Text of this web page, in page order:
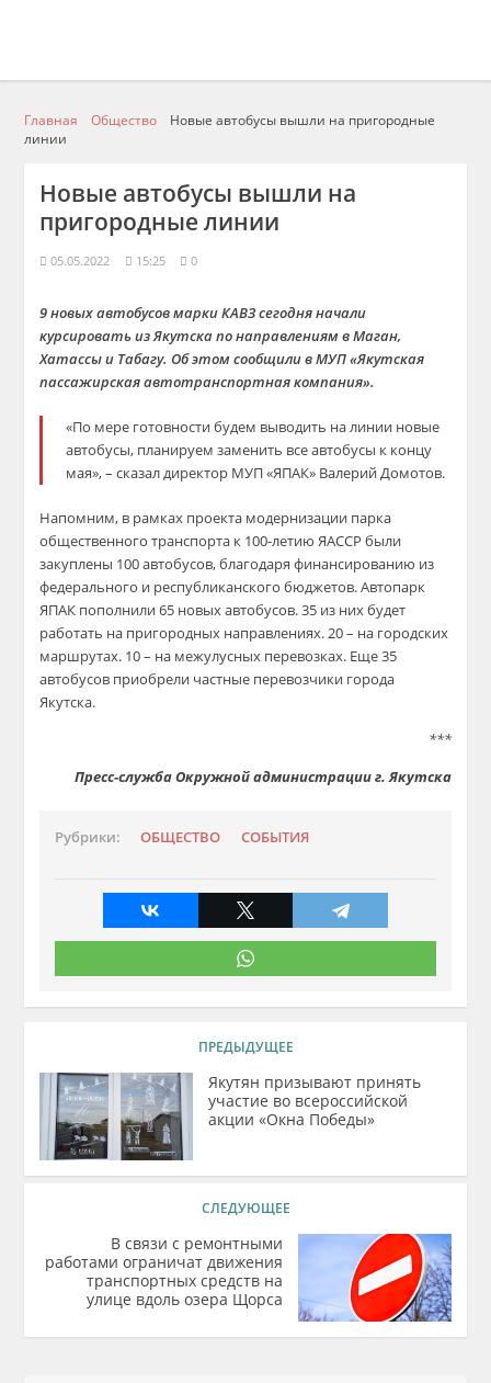
Главная Общество
Новые автобусы вышли на пригородные
линии
Новые автобусы вышли на
пригородные линии
05.05.2022 15:25 0
9 новых автобусов марки КАВЗ сегодня начали
курсировать из Якутска по направлениям в Маган,
Хатассы и Табагу. Об этом сообщили в МУП «Якутская
пассажирская автотранспортная компания».
«По мере готовности будем выводить на линии новые
автобусы, планируем заменить все автобусы к концу
мая», – сказал директор МУП «ЯПАК» Валерий Домотов.
Напомним, в рамках проекта модернизации парка
общественного транспорта к 100-летию ЯАССР были
закуплены 100 автобусов, благодаря финансированию из
федерального и республиканского бюджетов. Автопарк
ЯПАК пополнили 65 новых автобусов. 35 из них будет
работать на пригородных направлениях. 20 – на городских
маршрутах. 10 – на межулусных перевозках. Еще 35
автобусов приобрели частные перевозчики города
Якутска.
***
Пресс-служба Окружной администрации г. Якутска
Рубрики: ОБЩЕСТВО СОБЫТИЯ
ПРЕДЫДУЩЕЕ
Якутян призывают принять
участие во всероссийской
акции «Окна Победы»
СЛЕДУЮЩЕЕ
В связи с ремонтными
работами ограничат движения
транспортных средств на
улице вдоль озера Щорса